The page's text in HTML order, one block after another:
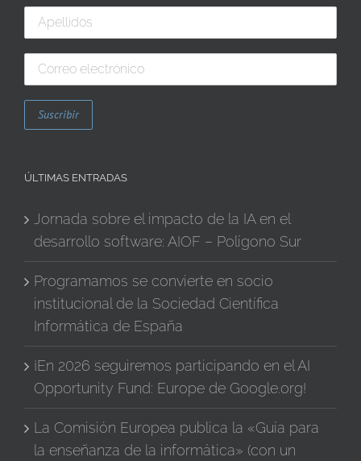
ÚLTIMAS ENTRADAS
Jornada sobre el impacto de la IA en el
desarrollo software: AIOF – Polígono Sur
Programamos se convierte en socio
institucional de la Sociedad Científica
Informática de España
¡En 2026 seguiremos participando en el AI
Opportunity Fund: Europe de Google.org!
La Comisión Europea publica la «Guía para
la enseñanza de la informática» (con un